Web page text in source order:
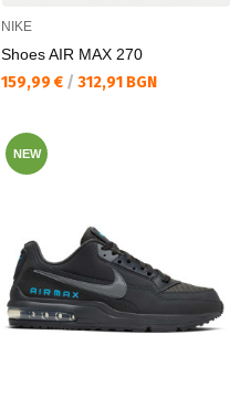
NIKE
Shoes AIR MAX 270
Текуща цена:
159,99 € / 312,91 BGN
NEW